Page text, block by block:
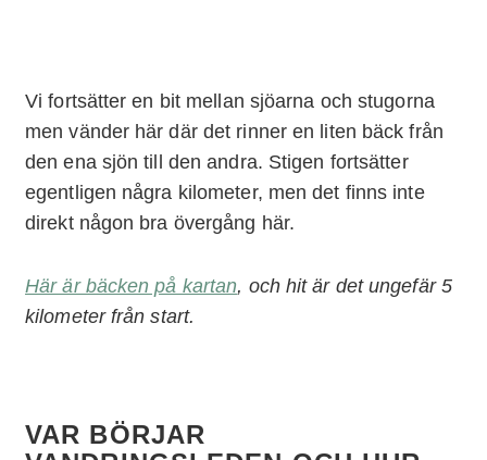
Vi fortsätter en bit mellan sjöarna och stugorna
men vänder här där det rinner en liten bäck från
den ena sjön till den andra. Stigen fortsätter
egentligen några kilometer, men det finns inte
direkt någon bra övergång här.
Här är bäcken på kartan, och hit är det ungefär 5
kilometer från start.
VAR BÖRJAR